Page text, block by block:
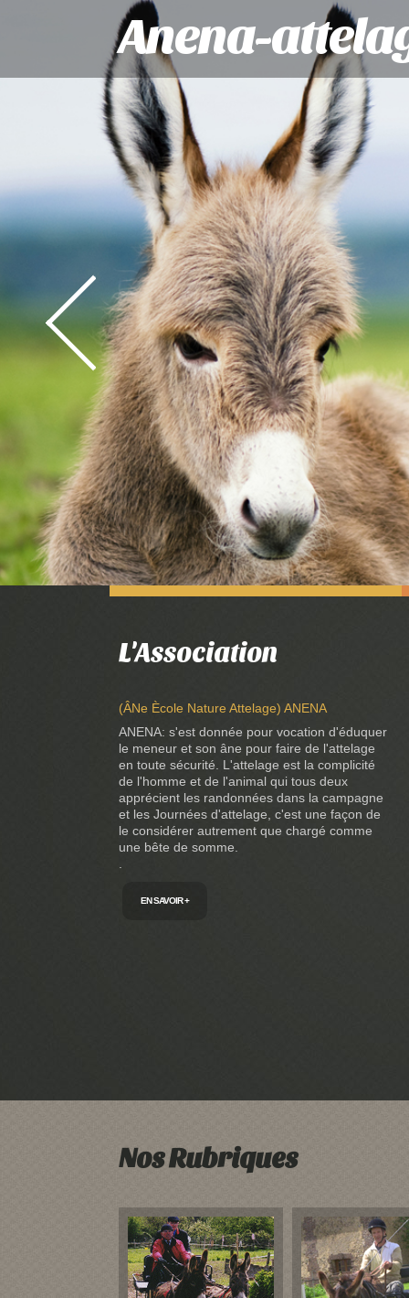
Anena-
L'Association
(ÂNe Ècole Nature Attelage) ANENA
ANENA: s'est donnée pour vocation d'éduquer
le meneur et son âne pour faire de l'attelage
en toute sécurité. L'attelage est la complicité
de l'homme et de l'animal qui tous deux
apprécient les randonnées dans la campagne
et les Journées d'attelage, c'est une façon de
le considérer autrement que chargé comme
une bête de somme.
EN SAVOIR +
Nos Rubriques